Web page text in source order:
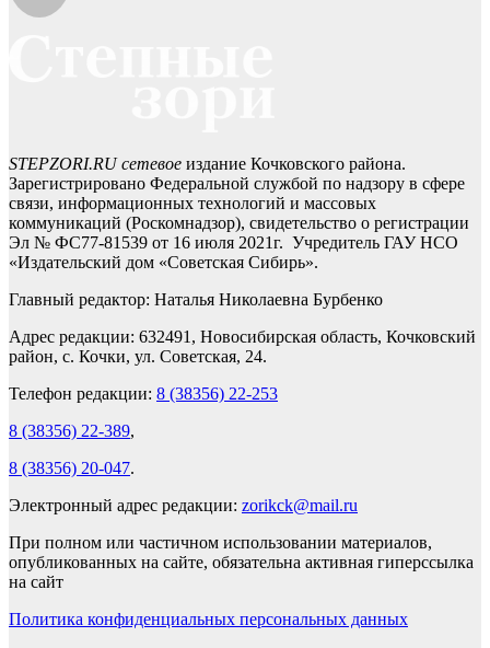
STEPZORI.RU сетевое издание Кочковского района.
Зарегистрировано Федеральной службой по надзору в сфере
связи, информационных технологий и массовых
коммуникаций (Роскомнадзор), свидетельство о регистрации
Эл № ФС77-81539 от 16 июля 2021г. Учредитель ГАУ НСО
«Издательский дом «Советская Сибирь».
Главный редактор: Наталья Николаевна Бурбенко
Адрес редакции: 632491, Новосибирская область, Кочковский
район, с. Кочки, ул. Советская, 24.
Телефон редакции: 8 (38356) 22-253
8 (38356) 22-389,
8 (38356) 20-047.
Электронный адрес редакции: zorikck@mail.ru
При полном или частичном использовании материалов,
опубликованных на сайте, обязательна активная гиперссылка
на сайт
Политика конфиденциальных персональных данных